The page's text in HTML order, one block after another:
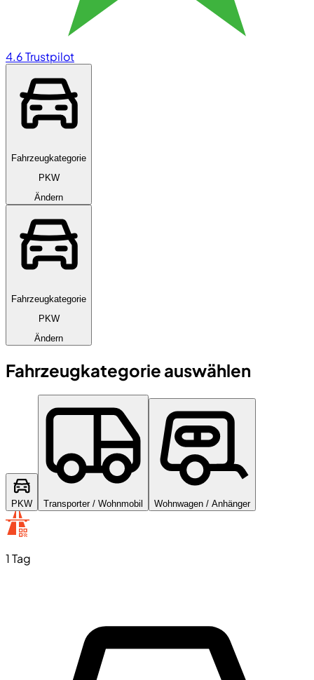
4.6Trustpilot
Fahrzeugkategorie
PKW
Ändern
Fahrzeugkategorie
PKW
Ändern
Fahrzeugkategorie auswählen
PKW Transporter / Wohnmobil Wohnwagen / Anhänger
1 Tag